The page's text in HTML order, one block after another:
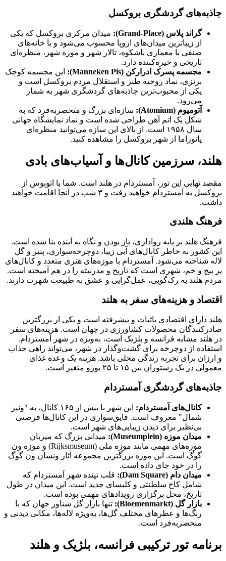
جاذبه‌های گردشگری بروکسل
گراند پلاس (Grand-Place):
میدان مرکزی بروکسل که یکی
از زیباترین میدان‌های اروپا محسوب می‌شود و با خانه‌های
صنفی با معماری باشکوه، تالار شهر و موزه شهر، منظره‌ای
تاریخی و خیره‌کننده دارد.
مجسمه پسرک ادرارکن (Manneken Pis):
این مجسمه کوچک
برنزی، نماد روحیه طنز و استقلال مردم بروکسل است و
یکی از محبوب‌ترین جاذبه‌های گردشگری شهر به شمار
می‌رود.
آتومیوم (Atomium):
سازه‌ای بزرگ و منحصربه‌فرد که به
شکل یک اتم آهن طراحی شده است و نماد نمایشگاه جهانی
سال ۱۹۵۸ است. از بالای این سازه می‌توانید منظره‌ای
پانوراما از شهر بروکسل را مشاهده کنید.
هلند، سرزمین کانال‌ها و آسیاب‌های بادی
مقصد نهایی این تور، آمستردام در هلند است. شما با اتوبوس از
بروکسل به آمستردام خواهید رفت و ۳ شب در آنجا اقامت خواهید
داشت.
فرهنگ هلندی
فرهنگ هلند بر پایه رواداری، باز بودن و نگاه به آینده بنا شده است.
این کشور به خاطر کانال‌های آبی زیبا، دوچرخه‌سواری، پنیر و گل
لاله شناخته می‌شود. آمستردام با موزه‌های هنری متعدد و کانال‌های
پر پیچ و خم، شهری است که تاریخ و مدرنیته را در هم آمیخته است.
مردم هلند به رک‌گویی، عمل‌گرایی و عشق به طبیعت شهرت دارند.
اقتصاد و هزینه‌های سفر به هلند
هلند دارای اقتصادی باثبات و پیشرفته است و یکی از بزرگترین
صادرکنندگان محصولات کشاورزی در جهان است. هزینه‌های سفر
در هلند مشابه فرانسه و بلژیک است، به‌ویژه در شهر آمستردام.
استفاده از دوچرخه برای گشت‌وگذار در شهر، می‌تواند راهی جذاب
و ارزان برای تجربه زندگی محلی باشد. هزینه یک وعده غذای
معمولی در یک رستوران بین ۱۵ تا ۲۵ یورو متغیر است.
جاذبه‌های گردشگری آمستردام
کانال‌های آمستردام:
این شهر با بیش از ۱۶۵ کانال، به "ونیز
شمال" معروف است. قایق‌سواری در این کانال‌ها فرصتی
بی‌نظیر برای دیدن زیبایی‌های شهر است.
میدان موزه (Museumplein):
میدانی بزرگ که میزبان
موزه‌های مهمی مانند موزه ملی (Rijksmuseum) و موزه ون
گوگ است. این موزه بزرگترین مجموعه آثار ونسان ون گوگ
را در خود جای داده است.
میدان دام (Dam Square):
قلب تپنده شهر آمستردام که
شامل کاخ سلطنتی و کلیسای جدید است. این میدان در طول
تاریخ، محل برگزاری رویدادهای مهمی بوده است.
بازار گل (Bloemenmarkt):
تنها بازار گل شناور جهان که با
رنگ‌ها و عطرهای مختلف گل‌ها، به‌ویژه لاله‌ها، مکانی دیدنی و
منحصربه‌فرد است.
برنامه تور ترکیبی فرانسه، بلژیک و هلند